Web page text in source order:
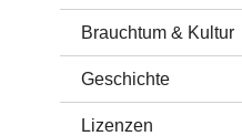
Brauchtum & Kultur
Geschichte
Lizenzen